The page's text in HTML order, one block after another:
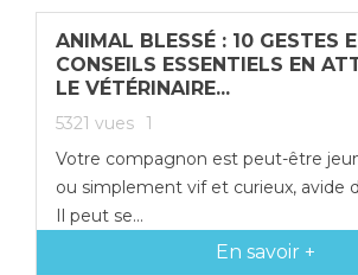
ANIMAL BLESSÉ : 10 GESTES
CONSEILS ESSENTIELS EN
LE VÉTÉRINAIRE...
5321 vues 1
Votre compagnon est peut-être
ou simplement vif et curieux, avide
Il peut se...
En savoir +